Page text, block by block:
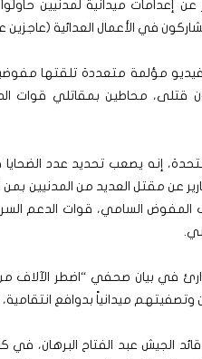
إعدامات ميدانية لمدنيين
في الأعمال العدائية (عاجزين
مؤلمة متعددة تلقتها
قتلى، محاطين بمقاتلي قوات
إنه يصعب تحديد عدد الضحايا
عن مقتل العديد من
المفوض السامي، قوات الدعم
في بيان صحفي “اضطر الآلاف من
وتصفيتهم ميدانياً بدوافع
الجيش عبد الفتاح البرهان،